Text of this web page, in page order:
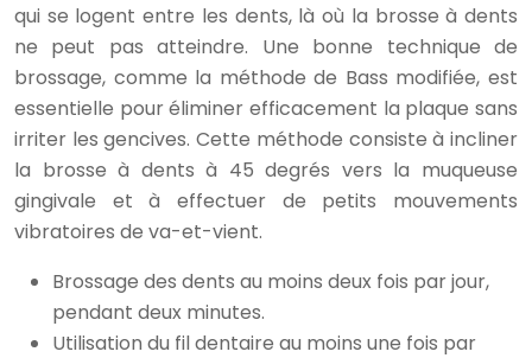
qui se logent entre les dents, là où la brosse à dents
ne peut pas atteindre. Une bonne technique de
brossage, comme la méthode de Bass modifiée, est
essentielle pour éliminer efficacement la plaque sans
irriter les gencives. Cette méthode consiste à incliner
la brosse à dents à 45 degrés vers la muqueuse
gingivale et à effectuer de petits mouvements
vibratoires de va-et-vient.
Brossage des dents au moins deux fois par jour,
pendant deux minutes.
Utilisation du fil dentaire au moins une fois par